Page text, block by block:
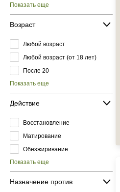
Показать еще
Возраст
Любой возраст
Любой возраст (от 18 лет)
После 20
Показать еще
Действие
Восстановление
Матирование
Обезжиривание
Показать еще
Назначение против